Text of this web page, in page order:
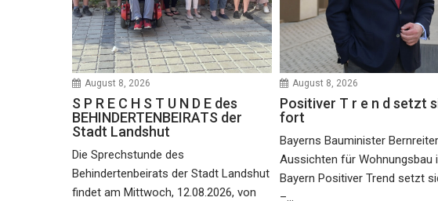
August 8, 2026
S P R E C H S T U N D E des
BEHINDERTENBEIRATS der
Stadt Landshut
Die Sprechstunde des
Behindertenbeirats der Stadt Landshut
findet am Mittwoch, 12.08.2026, von
August 8, 2026
Positiver T r e n d setzt
fort
Bayerns Bauminister
Aussichten für Wohnungsbau
Bayern Positiver Trend setzt
–...